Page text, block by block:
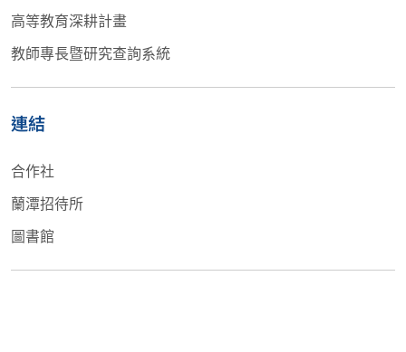
高等教育深耕計畫
教師專長暨研究查詢系統
連結
合作社
蘭潭招待所
圖書館